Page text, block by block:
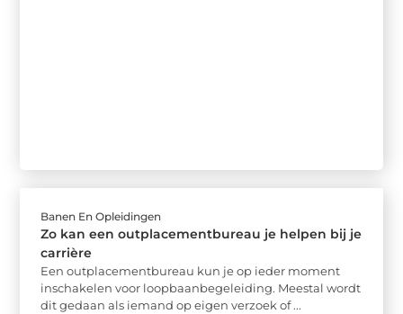
Banen En Opleidingen
Zo kan een outplacementbureau je helpen bij je
carrière
Een outplacementbureau kun je op ieder moment
inschakelen voor loopbaanbegeleiding. Meestal wordt
dit gedaan als iemand op eigen verzoek of ...